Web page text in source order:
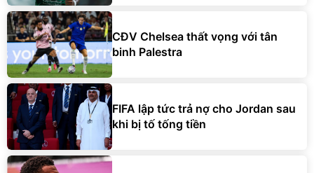
CĐV Chelsea thất vọng với tân
binh Palestra
FIFA lập tức trả nợ cho Jordan sau
khi bị tố tống tiền